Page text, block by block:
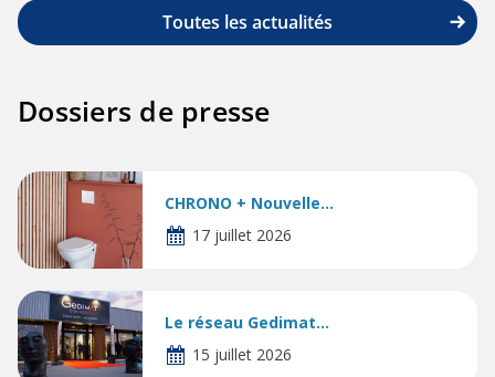
Toutes les actualités
Dossiers de presse
CHRONO + Nouvelle...
17 juillet 2026
Le réseau Gedimat...
15 juillet 2026